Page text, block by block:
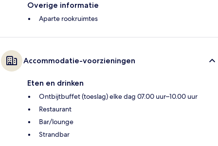
Overige informatie
Aparte rookruimtes
Accommodatie-voorzieningen
Eten en drinken
Ontbijtbuffet (toeslag) elke dag 07.00 uur–10.00 uur
Restaurant
Bar/lounge
Strandbar